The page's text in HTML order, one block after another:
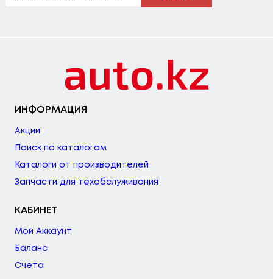
ИНФОРМАЦИЯ
Акции
Поиск по каталогам
Каталоги от производителей
Запчасти для техобслуживания
КАБИНЕТ
Мой Аккаунт
Баланс
Счета